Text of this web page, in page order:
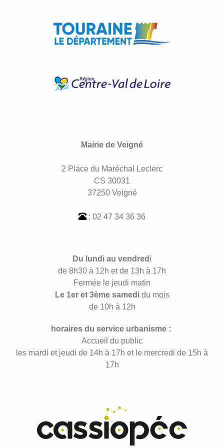
Mairie de Veigné
2 Place du Maréchal Leclerc
CS 30031
37250 Veigné
: 02 47 34 36 36
Du lundi au vendred i
de 8h30 à 12h et de 13h à 17h
Fermée le jeudi matin
Le 1er et 3ème samedidu mois
de 10h à 12h
horaires du service urbanisme :
Accueil du public
les mardi et jeudi de 14h à 17h et le mercredi de 15h à
17h